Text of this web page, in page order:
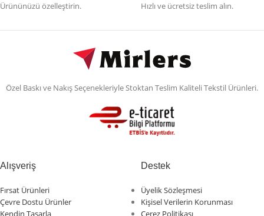
Ürününüzü özelleştirin. Hızlı ve ücretsiz teslim alın.
Özel Baskı ve Nakış Seçenekleriyle Stoktan Teslim Kaliteli Tekstil Ürünleri.
Alışveriş
Fırsat Ürünleri
Çevre Dostu Ürünler
Kendin Tasarla
Destek
Üyelik Sözleşmesi
Kişisel Verilerin Korunması
Çerez Politikası